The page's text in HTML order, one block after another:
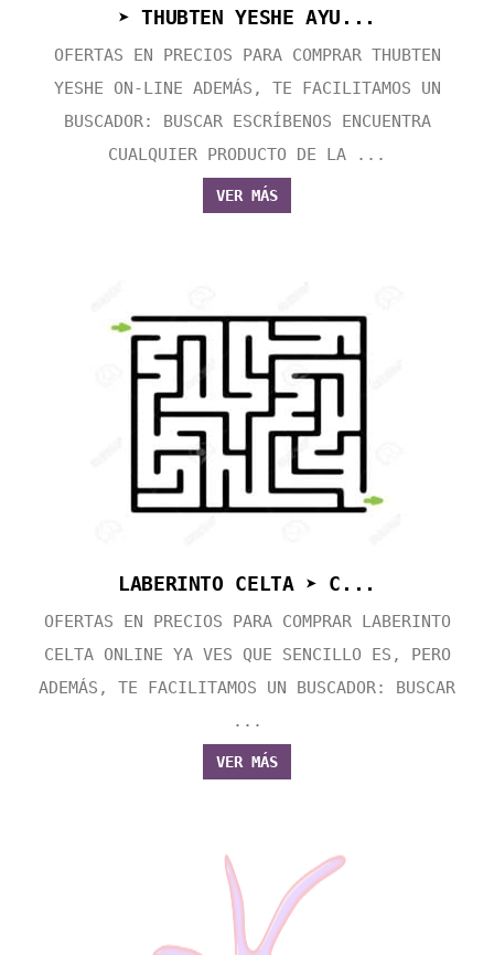
➤ THUBTEN YESHE AYU...
OFERTAS EN PRECIOS PARA COMPRAR THUBTEN
YESHE ON-LINE ADEMÁS, TE FACILITAMOS UN
BUSCADOR: BUSCAR ESCRÍBENOS ENCUENTRA
CUALQUIER PRODUCTO DE LA ...
VER MÁS
LABERINTO CELTA ➤ C...
OFERTAS EN PRECIOS PARA COMPRAR LABERINTO
CELTA ONLINE YA VES QUE SENCILLO ES, PERO
ADEMÁS, TE FACILITAMOS UN BUSCADOR: BUSCAR
...
VER MÁS